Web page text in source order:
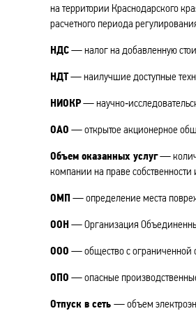
на территории Краснодарского
расчетного периода
НДС— налог на добавленную
НДТ— наилучшие доступные
НИОКР—
ОАО — открытое акционерное
Объем оказанных услуг—
компании на праве
ОМП — определение места
ООН— Организация
ООО — общество с ограниченной
ОПО — опасные
Отпуск в сеть — объем